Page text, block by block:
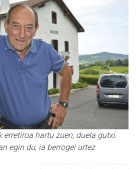
erretiroa hartu zuen, duela gutxi.
egin du, ia berrogei urtez